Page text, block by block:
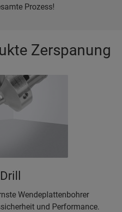
Prozess!
Zerspanung
Wendeplattenbohrer
und Performance.